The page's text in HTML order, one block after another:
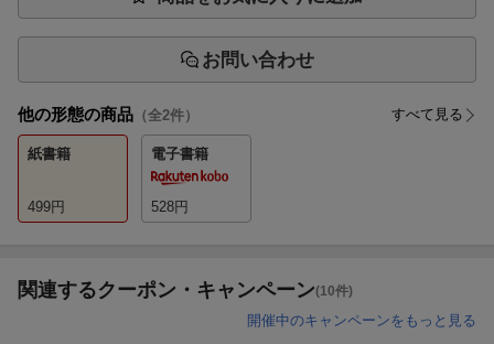
お問い合わせ
他の形態の商品 （全2件） すべて見る
紙書籍
499円
電子書籍
528円
関連するクーポン・キャンペーン(10件)
開催中のキャンペーンをもっと見る